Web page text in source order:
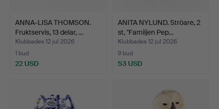
ANNA-LISA THOMSON.
Fruktservis, 13 delar, …
Klubbades 12 jul 2026
1 bud
22 USD
ANITA NYLUND. Ströare, 2
st, "Familjen Pep…
Klubbades 12 jul 2026
9 bud
53 USD